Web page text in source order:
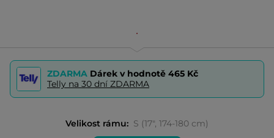
ZDARMA Dárek v hodnotě 465 Kč
Telly na 30 dní ZDARMA
Velikost rámu: S (17", 174-180 cm)